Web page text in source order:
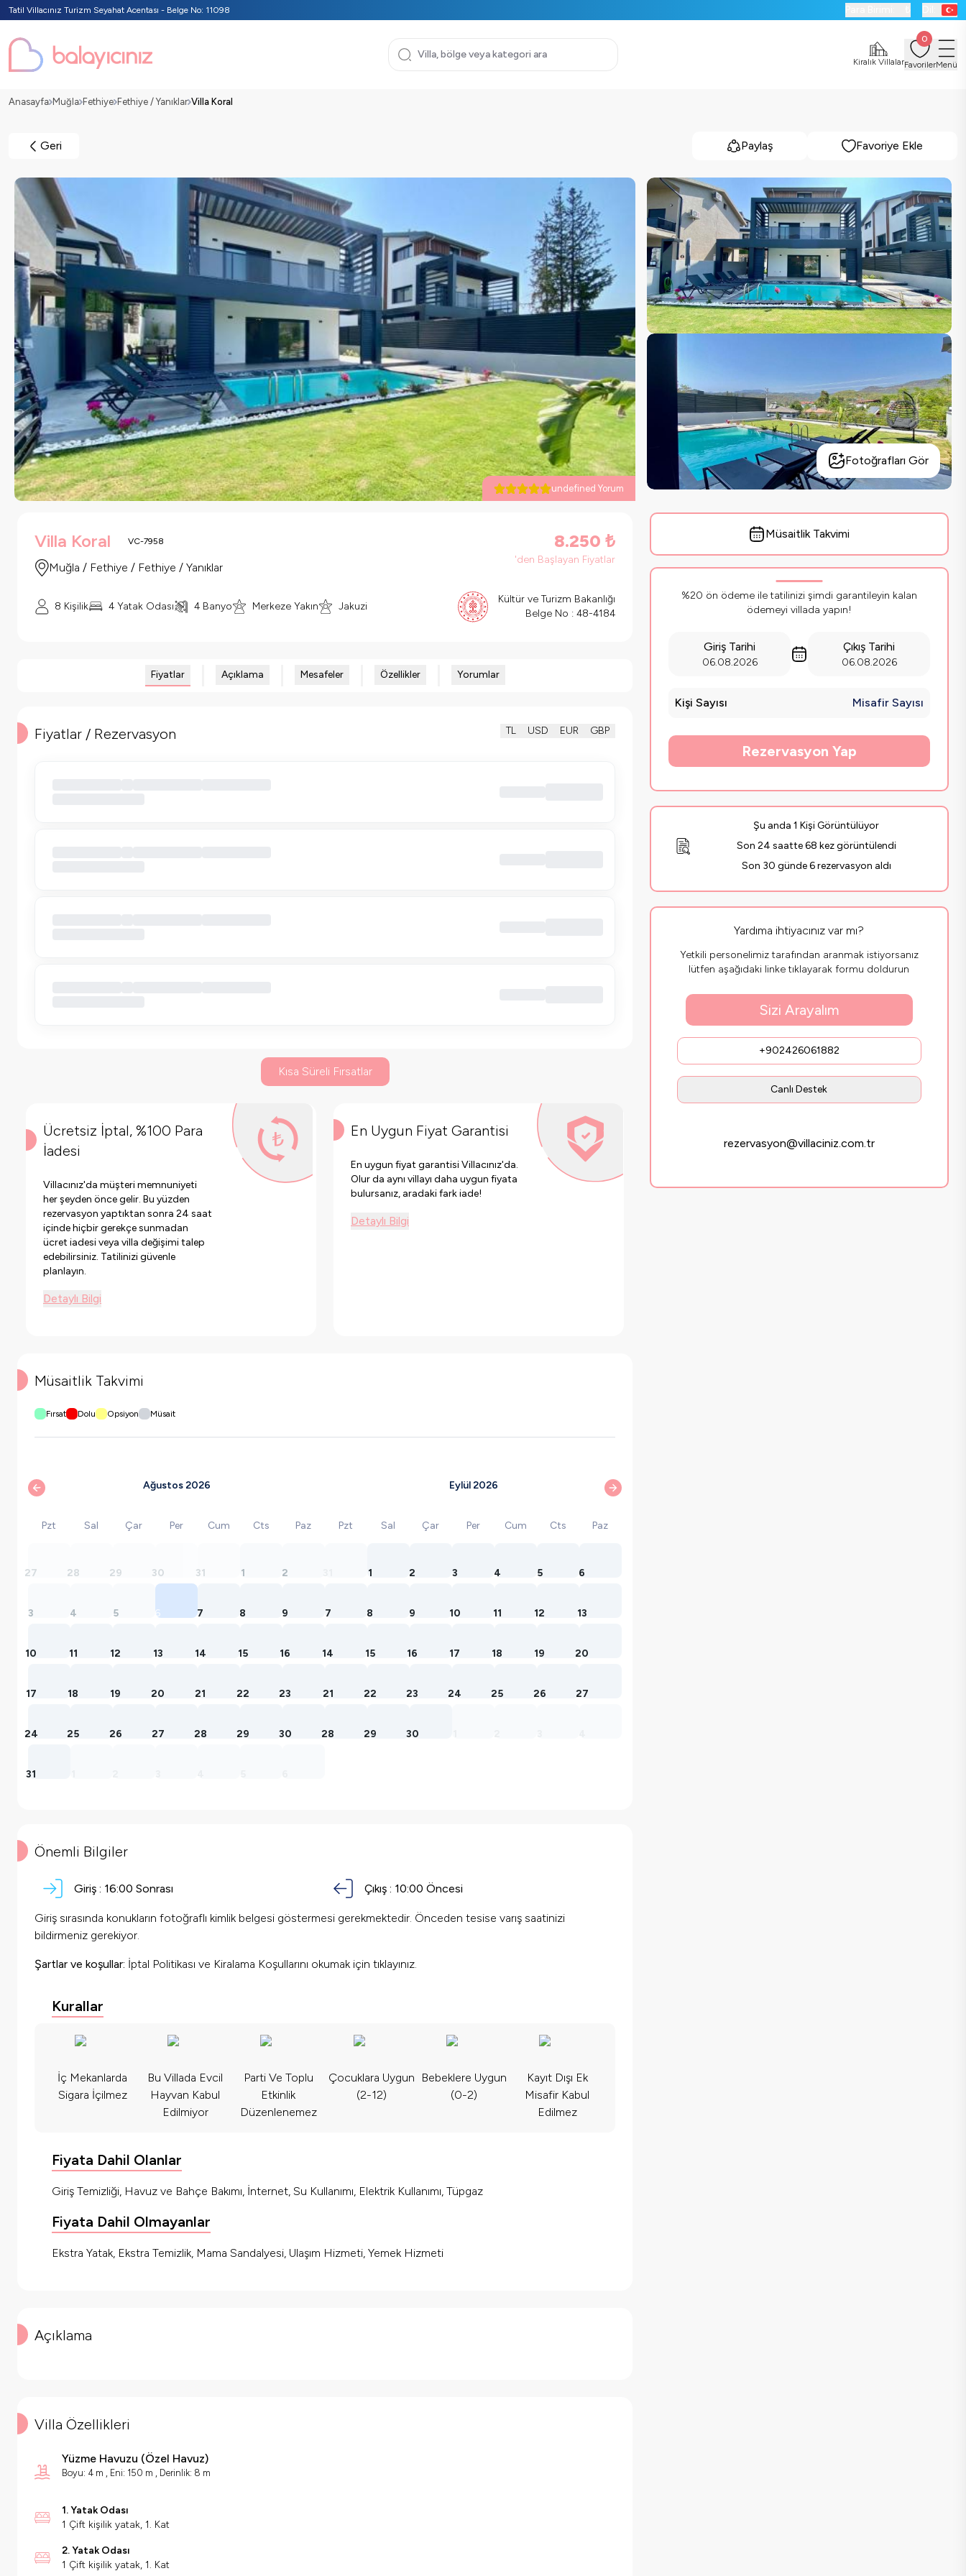
Tatil Villacınız Turizm Seyahat Acentası - Belge No: 11098
Kiralık Villalar
0
FavorilerMenü
Anasayfa Muğla Fethiye Fethiye / Yanıklar Villa Koral
Geri Paylaş Favoriye Ekle
undefined Yorum
Fotoğrafları Gör
Villa Koral VC-7958
Muğla / Fethiye / Fethiye / Yanıklar
8.250 ₺
'den Başlayan Fiyatlar
8 Kişilik 4 Yatak Odası 4 Banyo Merkeze Yakın Jakuzi
Kültür ve Turizm Bakanlığı
Belge No : 48-4184
Fiyatlar Açıklama Mesafeler Özellikler Yorumlar
Fiyatlar / Rezervasyon TL USD EUR GBP
Kısa Süreli Fırsatlar
Ücretsiz İptal, %100 Para
İadesi
Villacınız'da müşteri memnuniyeti
her şeyden önce gelir. Bu yüzden
rezervasyon yaptıktan sonra 24 saat
içinde hiçbir gerekçe sunmadan
ücret iadesi veya villa değişimi talep
edebilirsiniz. Tatilinizi güvenle
planlayın.
Detaylı Bilgi
En Uygun Fiyat Garantisi
En uygun fiyat garantisi Villacınız'da.
Olur da aynı villayı daha uygun fiyata
bulursanız, aradaki fark iade!
Detaylı Bilgi
Müsaitlik Takvimi
Fırsat Dolu Opsiyon Müsait
Ağustos 2026
Pzt Sal Çar Per Cum Cts Paz
27 28 29 30 31 1 2
3 4 5 6 7 8 9
10 11 12 13 14 15 16
17 18 19 20 21 22 23
24 25 26 27 28 29 30
31
Eylül 2026
Pzt Sal Çar Per Cum Cts Paz
1 2 3 4 5 6
7 8 9 10 11 12 13
14 15 16 17 18 19 20
21 22 23 24 25 26 27
28 29 30
Önemli Bilgiler
Giriş : 16:00 Sonrası Çıkış : 10:00 Öncesi
Giriş sırasında konukların fotoğraflı kimlik belgesi göstermesi gerekmektedir. Önceden tesise varış saatinizi
bildirmeniz gerekiyor.
Şartlar ve koşullar: İptal Politikası ve Kiralama Koşullarını okumak için tıklayınız.
Kurallar
İç Mekanlarda
Sigara İçilmez
Bu Villada Evcil
Hayvan Kabul
Edilmiyor
Parti Ve Toplu
Etkinlik
Düzenlenemez
Çocuklara Uygun
(2-12)
Bebeklere Uygun
(0-2)
Kayıt Dışı Ek
Misafir Kabul
Edilmez
Fiyata Dahil Olanlar
Giriş Temizliği, Havuz ve Bahçe Bakımı, İnternet, Su Kullanımı, Elektrik Kullanımı, Tüpgaz
Fiyata Dahil Olmayanlar
Ekstra Yatak, Ekstra Temizlik, Mama Sandalyesi, Ulaşım Hizmeti, Yemek Hizmeti
Açıklama
Villa Özellikleri
Yüzme Havuzu (Özel Havuz)
Boyu: 4 m , Eni: 150 m , Derinlik: 8 m
1. Yatak Odası
1 Çift kişilik yatak, 1. Kat
2. Yatak Odası
1 Çift kişilik yatak, 1. Kat
Müsaitlik Takvimi
%20 ön ödeme ile tatilinizi şimdi garantileyin kalan
ödemeyi villada yapın!
Giriş Tarihi
06.08.2026
Çıkış Tarihi
06.08.2026
Kişi Sayısı Misafir Sayısı
Rezervasyon Yap
Şu anda 1 Kişi Görüntülüyor
Son 24 saatte 68 kez görüntülendi
Son 30 günde 6 rezervasyon aldı
Yardıma ihtiyacınız var mı?
Yetkili personelimiz tarafından aranmak istiyorsanız
lütfen aşağıdaki linke tıklayarak formu doldurun
Sizi Arayalım
+902426061882
Canlı Destek
rezervasyon@villaciniz.com.tr